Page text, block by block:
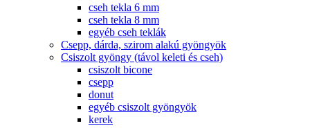
cseh tekla 6 mm
cseh tekla 8 mm
egyéb cseh teklák
Csepp, dárda, szirom alakú gyöngyök
Csiszolt gyöngy (távol keleti és cseh)
csiszolt bicone
csepp
donut
egyéb csiszolt gyöngyök
kerek